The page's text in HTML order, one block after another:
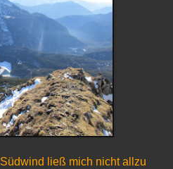
ließ mich nicht allzu